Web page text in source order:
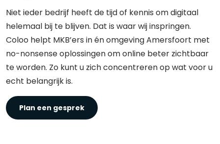
Niet ieder bedrijf heeft de tijd of kennis om digitaal
helemaal bij te blijven. Dat is waar wij inspringen.
Coloo helpt MKB’ers in én omgeving Amersfoort met
no-nonsense oplossingen om online beter zichtbaar
te worden. Zo kunt u zich concentreren op wat voor u
echt belangrijk is.
Plan een gesprek